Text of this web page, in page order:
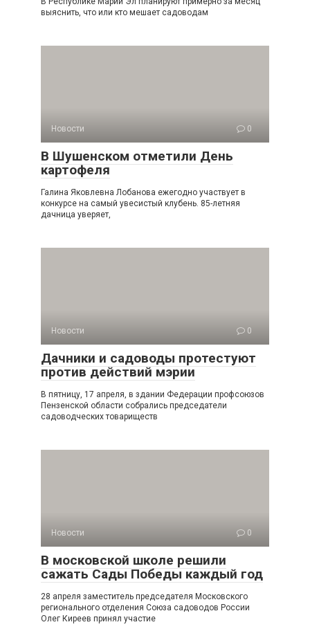
выяснить, что или кто мешает садоводам
Новости 0
В Шушенском отметили День
картофеля
Галина Яковлевна Лобанова ежегодно участвует в
конкурсе на самый увесистый клубень. 85-летняя
дачница уверяет,
Новости 0
Дачники и садоводы протестуют
против действий мэрии
В пятницу, 17 апреля, в здании Федерации профсоюзов
Пензенской области собрались председатели
садоводческих товариществ
Новости 0
В московской школе решили
сажать Сады Победы каждый год
28 апреля заместитель председателя Московского
регионального отделения Союза садоводов России
Олег Киреев принял участие